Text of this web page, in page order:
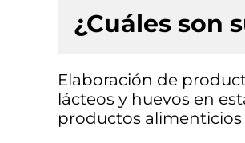
¿Cuáles son
Elaboración de
lácteos y huevos en
productos alimenticios